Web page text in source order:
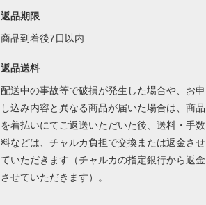
返品期限
商品到着後7日以内
返品送料
配送中の事故等で破損が発生した場合や、お申
し込み内容と異なる商品が届いた場合は、商品
を着払いにてご返送いただいた後、送料・手数
料などは、チャルカ負担で交換または返金させ
ていただきます（チャルカの指定銀行から返金
させていただきます）。